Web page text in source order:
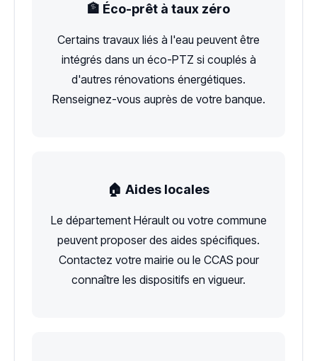
🏦 Éco-prêt à taux zéro
Certains travaux liés à l'eau peuvent être
intégrés dans un éco-PTZ si couplés à
d'autres rénovations énergétiques.
Renseignez-vous auprès de votre banque.
🏠 Aides locales
Le département Hérault ou votre commune
peuvent proposer des aides spécifiques.
Contactez votre mairie ou le CCAS pour
connaître les dispositifs en vigueur.